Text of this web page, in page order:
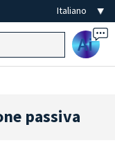
Ai
passiva